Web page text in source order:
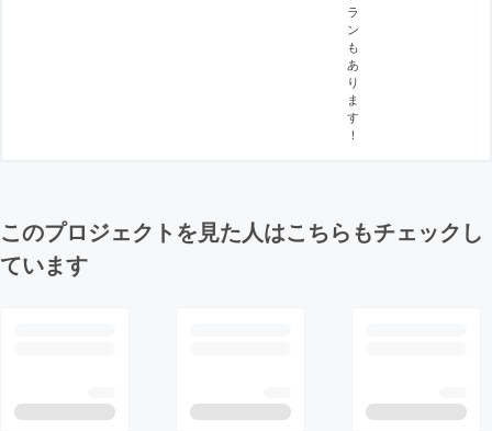
ラ
ン
も
あ
り
ま
す
！
このプロジェクトを見た人はこちらもチェックし
ています